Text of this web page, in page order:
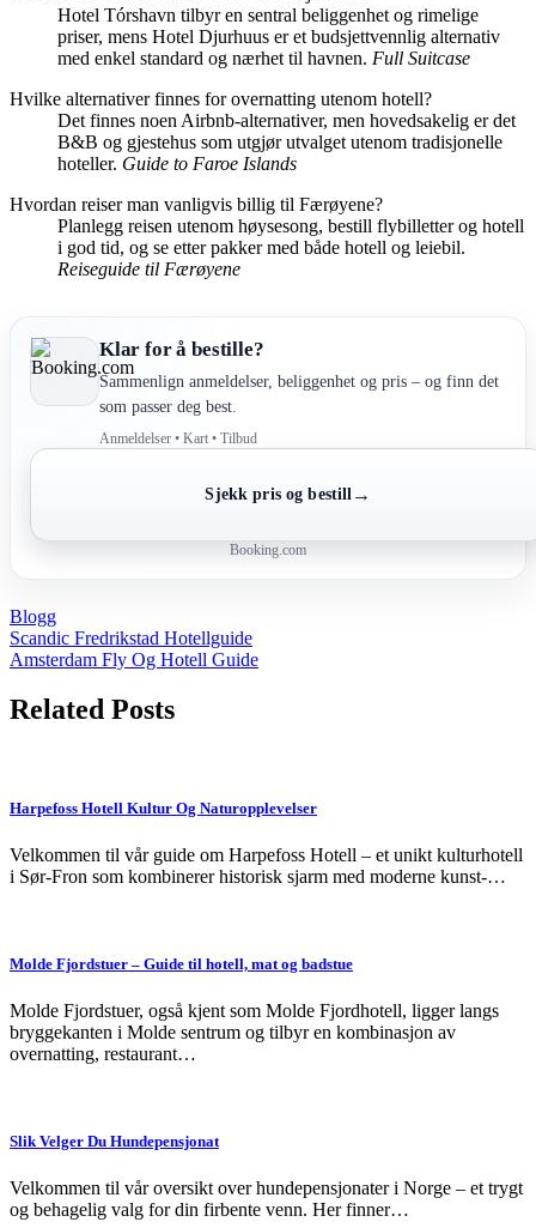
Hotel Tórshavn tilbyr en sentral beliggenhet og rimelige
priser, mens Hotel Djurhuus er et budsjettvennlig alternativ
med enkel standard og nærhet til havnen. Full Suitcase
Hvilke alternativer finnes for overnatting utenom hotell?
Det finnes noen Airbnb-alternativer, men hovedsakelig er det
B&B og gjestehus som utgjør utvalget utenom tradisjonelle
hoteller. Guide to Faroe Islands
Hvordan reiser man vanligvis billig til Færøyene?
Planlegg reisen utenom høysesong, bestill flybilletter og hotell
i god tid, og se etter pakker med både hotell og leiebil.
Reiseguide til Færøyene
Klar for å bestille?
Sammenlign anmeldelser, beliggenhet og pris – og finn det
som passer deg best.
Anmeldelser • Kart • Tilbud
Sjekk pris og bestill →
Booking.com
Blogg
Post
navigation
Scandic Fredrikstad Hotellguide
Amsterdam Fly Og Hotell Guide
Related Posts
Harpefoss Hotell Kultur Og Naturopplevelser
Velkommen til vår guide om Harpefoss Hotell – et unikt kulturhotell
i Sør-Fron som kombinerer historisk sjarm med moderne kunst-…
Molde Fjordstuer – Guide til hotell, mat og badstue
Molde Fjordstuer, også kjent som Molde Fjordhotell, ligger langs
bryggekanten i Molde sentrum og tilbyr en kombinasjon av
overnatting, restaurant…
Slik Velger Du Hundepensjonat
Velkommen til vår oversikt over hundepensjonater i Norge – et trygt
og behagelig valg for din firbente venn. Her finner…